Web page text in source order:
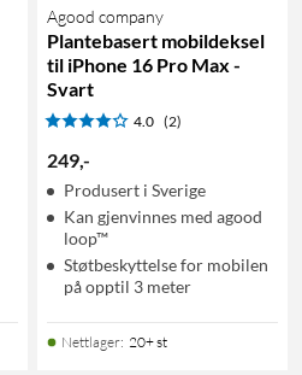
Agood company
Plantebasert mobildeksel
til iPhone 16 Pro Max -
Svart
4.0 (2)
249,-
Produsert i Sverige
Kan gjenvinnes med agood
loop™
Støtbeskyttelse for mobilen
på opptil 3 meter
Nettlager: 20+ st